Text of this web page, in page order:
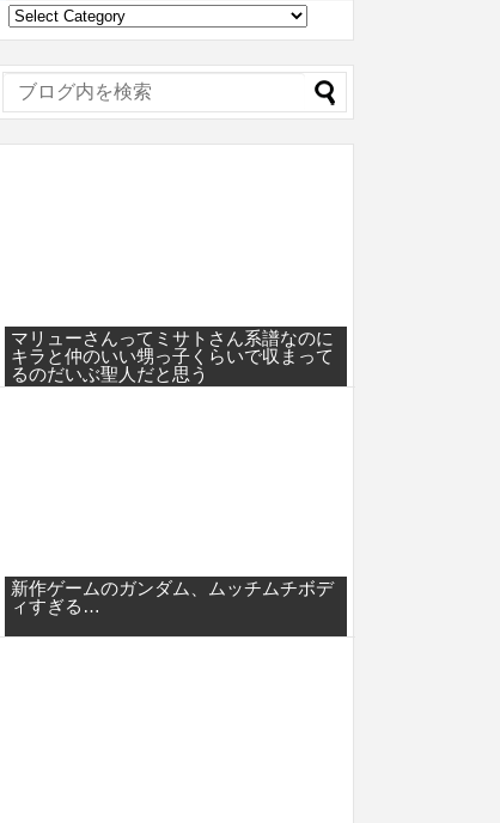
マリューさんってミサトさん系譜なのに
キラと仲のいい甥っ子くらいで収まって
るのだいぶ聖人だと思う
新作ゲームのガンダム、ムッチムチボデ
ィすぎる…